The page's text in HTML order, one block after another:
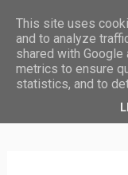
HOME
This site uses
and to analyze
shared with
metrics to ensure
statistics, and to